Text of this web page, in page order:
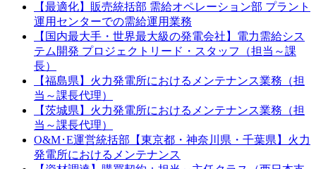
【最適化】販売統括部 需給オペレーション部 プラント
運用センターでの需給運用業務
【国内最大手・世界最大級の発電会社】電力需給シス
テム開発 プロジェクトリード・スタッフ（担当～課
長）
【福島県】火力発電所におけるメンテナンス業務（担
当～課長代理）
【茨城県】火力発電所におけるメンテナンス業務（担
当～課長代理）
O&M･E運営統括部【東京都・神奈川県・千葉県】火力
発電所におけるメンテナンス